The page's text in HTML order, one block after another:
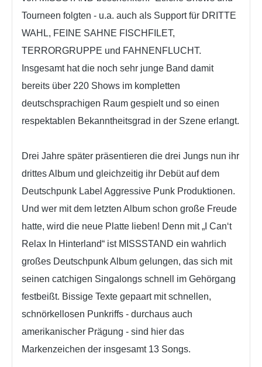
Tourneen folgten - u.a. auch als Support für DRITTE
WAHL, FEINE SAHNE FISCHFILET,
TERRORGRUPPE und FAHNENFLUCHT.
Insgesamt hat die noch sehr junge Band damit
bereits über 220 Shows im kompletten
deutschsprachigen Raum gespielt und so einen
respektablen Bekanntheitsgrad in der Szene erlangt.
Drei Jahre später präsentieren die drei Jungs nun ihr
drittes Album und gleichzeitig ihr Debüt auf dem
Deutschpunk Label Aggressive Punk Produktionen.
Und wer mit dem letzten Album schon große Freude
hatte, wird die neue Platte lieben! Denn mit „I Can‘t
Relax In Hinterland“ ist MISSSTAND ein wahrlich
großes Deutschpunk Album gelungen, das sich mit
seinen catchigen Singalongs schnell im Gehörgang
festbeißt. Bissige Texte gepaart mit schnellen,
schnörkellosen Punkriffs - durchaus auch
amerikanischer Prägung - sind hier das
Markenzeichen der insgesamt 13 Songs.